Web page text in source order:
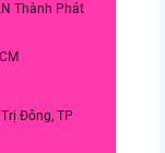
Thành Phát
Đông, TP